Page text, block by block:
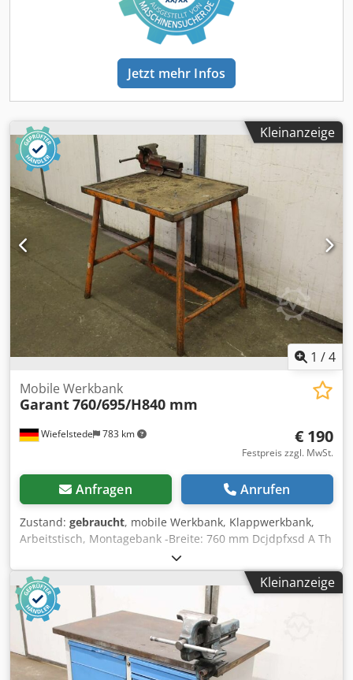
Jetzt mehr Infos
Kleinanzeige
1 /4
Wiefelstede 783 km
Mobile Werkbank
Garant760/695/H840 mm
€ 190
Festpreis zzgl. MwSt.
Anfragen Anrufen
Zustand: gebraucht, mobile Werkbank, Klappwerkbank,
Arbeitstisch, Montagebank -Breite: 760 mm Dcjdpfxsd A Th
Ej Ai Nsk -Tiefe: 695 mm -Höhe: 840 mm -Anzahl: 1x
Bankschraubstock -Abmessungen: 760/695/H840 mm -
Gewicht: 49 kg
Kleinanzeige